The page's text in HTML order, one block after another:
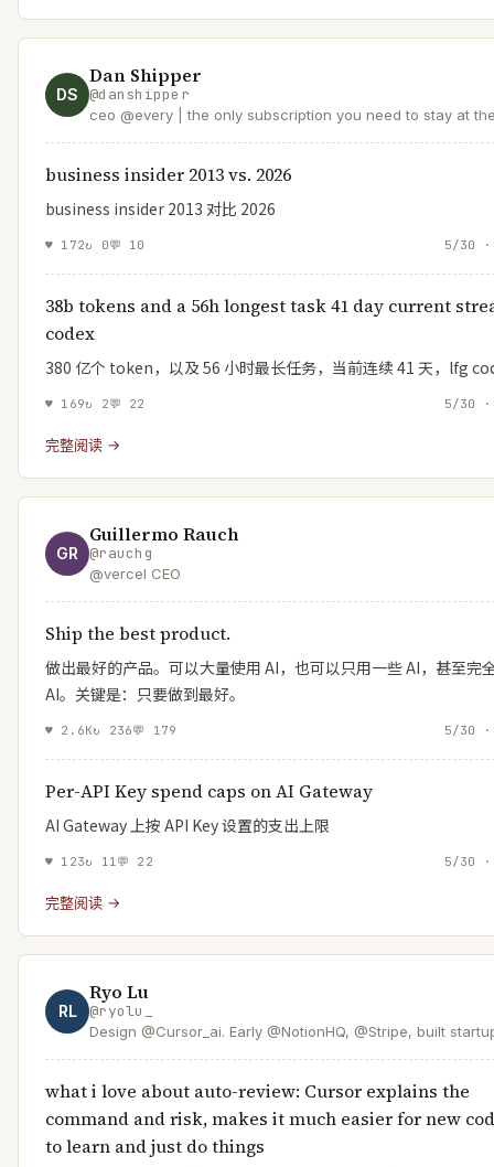
DS
Dan Shipper
@danshipper
ceo @every | the only subscription you need to stay at
business insider 2013 vs. 2026
business insider 2013 对比 2026
♥ 172↻ 0💬 10 5/30
38b tokens and a 56h longest task 41 day current
codex
380 亿个 token，以及 56 小时最长任务，当前连续 41 天，lfg
♥ 169↻ 2💬 22 5/30
完整阅读 →
GR
Guillermo Rauch
@rauchg
@vercel CEO
Ship the best product.
做出最好的产品。可以大量使用 AI，也可以只用一些 AI，甚至完
AI。关键是：只要做到最好。
♥ 2.6K↻ 236💬 179 5/30
Per-API Key spend caps on AI Gateway
AI Gateway 上按 API Key 设置的支出上限
♥ 123↻ 11💬 22 5/30
完整阅读 →
RL
Ryo Lu
@ryolu_
Design @Cursor_ai. Early @NotionHQ, @Stripe, built
what i love about auto-review: Cursor explains the
command and risk, makes it much easier for new
to learn and just do things